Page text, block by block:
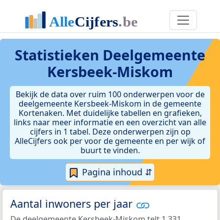
Statistieken Deelgemeente
Kersbeek-Miskom
Bekijk de data over ruim 100 onderwerpen voor de
deelgemeente Kersbeek-Miskom in de gemeente
Kortenaken. Met duidelijke tabellen en grafieken,
links naar meer informatie en een overzicht van alle
cijfers in 1 tabel. Deze onderwerpen zijn op
AlleCijfers ook per voor de gemeente en per wijk of
buurt te vinden.
Pagina inhoud ⇵
Aantal inwoners per jaar